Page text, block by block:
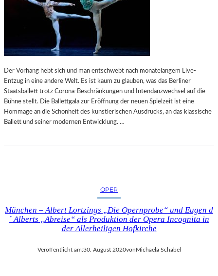
Der Vorhang hebt sich und man entschwebt nach monatelangem Live-
Entzug in eine andere Welt. Es ist kaum zu glauben, was das Berliner
Staatsballett trotz Corona-Beschränkungen und Intendanzwechsel auf die
Bühne stellt. Die Ballettgala zur Eröffnung der neuen Spielzeit ist eine
Hommage an die Schönheit des künstlerischen Ausdrucks, an das klassische
Ballett und seiner modernen Entwicklung. …
OPER
München – Albert Lortzings „Die Opernprobe“ und Eugen d
´ Alberts „Abreise“ als Produktion der Opera Incognita in
der Allerheiligen Hofkirche
Veröffentlicht am:30. August 2020vonMichaela Schabel